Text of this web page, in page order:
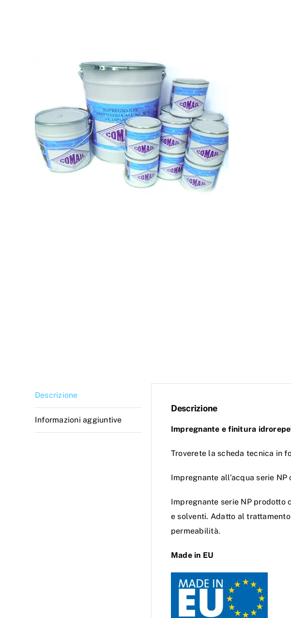
Descrizione
Informazioni aggiuntive
Descrizione
Impregnante e finitura
Troverete la scheda tecnica in
Impregnante all’acqua serie
Impregnante serie NP
e solventi. Adatto al
permeabilità.
Made in EU